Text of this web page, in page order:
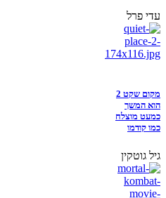
עדי פרל
מקום שקט 2
הוא המשך
כמעט מוצלח
כמו קודמו
גיל גוטקין